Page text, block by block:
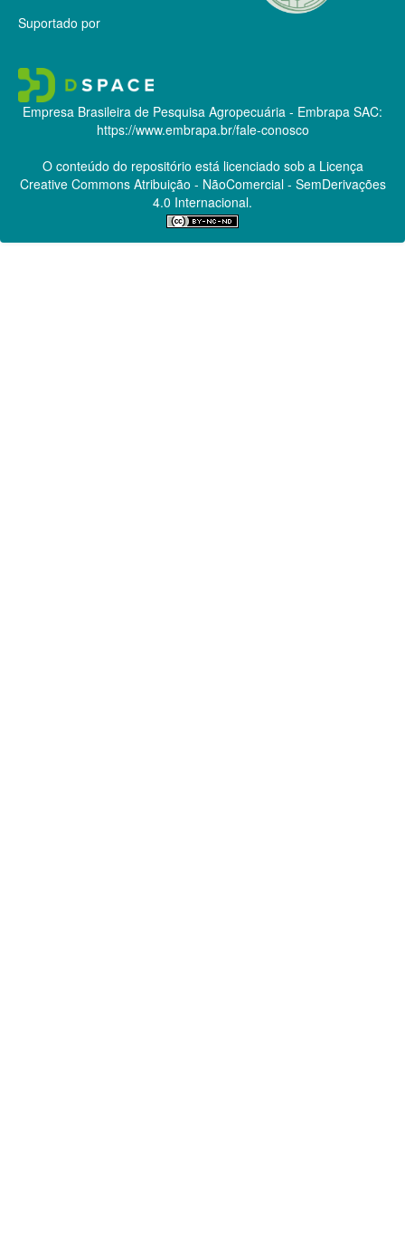
Suportado por
Empresa Brasileira de Pesquisa Agropecuária - Embrapa SAC:
https://www.embrapa.br/fale-conosco
O conteúdo do repositório está licenciado sob a Licença
Creative CommonsAtribuição - NãoComercial - SemDerivações
4.0 Internacional.